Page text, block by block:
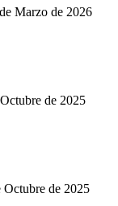
Marzo de 2026
de 2025
Octubre de 2025